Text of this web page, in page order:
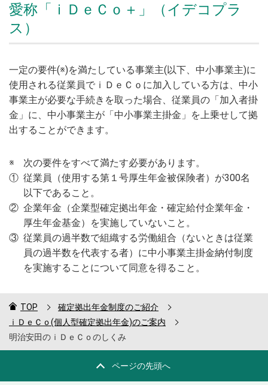
愛称「ｉＤｅＣｏ＋」（イデコプラ
ス）
一定の要件(※)を満たしている事業主(以下、中小事業主)に
使用される従業員でｉＤｅＣｏに加入している方は、中小
事業主が必要な手続きを取った場合、従業員の「加入者掛
金」に、中小事業主が「中小事業主掛金」を上乗せして拠
出することができます。
※
次の要件をすべて満たす必要があります。
① 従業員（使用する第１号厚生年金被保険者）が300名
以下であること。
② 企業年金（企業型確定拠出年金・確定給付企業年金・
厚生年金基金）を実施していないこと。
③ 従業員の過半数で組織する労働組合（ないときは従業
員の過半数を代表する者）に中小事業主掛金納付制度
を実施することについて同意を得ること。
TOP
確定拠出年金制度のご紹介
ｉＤｅＣｏ(個人型確定拠出年金)のご案内
明治安田のｉＤｅＣｏのしくみ
ページの先頭へ